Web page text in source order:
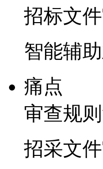
招标文
智能辅助
痛点
审查规则
招采文